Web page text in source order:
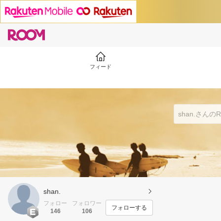
フィード
shan.
フォロー
146
フォロワー
106
フォローする